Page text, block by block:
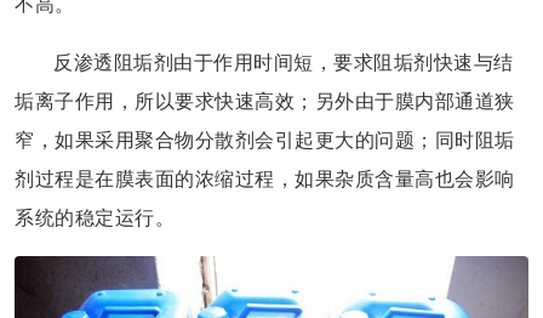
反渗透阻垢剂由于作用时间短，要求阻垢剂快速与结
垢离子作用，所以要求快速高效；另外由于膜内部通道狭
窄，如果采用聚合物分散剂会引起更大的问题；同时阻垢
剂过程是在膜表面的浓缩过程，如果杂质含量高也会影响
系统的稳定运行。